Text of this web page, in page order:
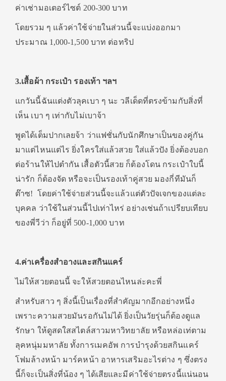
ค่าเช่ามอเตอร์ไซต์ 200-300 บาท
โดยรวม ๆ แล้วค่าใช้จ่ายในส่วนนี้จะแบ่งออกมา
ประมาณ 1,000-1,500 บาท ต่อทริป
3.เสื้อผ้า กระเป๋า รองเท้า ฯลฯ
แกวันนี้ฉันแต่งตัวลุคเบา ๆ นะ วลีเด็ดที่ตรงข้ามกับสิ่งที่
เห็น เบา ๆ เท่ากับไม่เบาจ้า
พูดได้เต็มปากเลยจ้า ว่าแฟชั่นกับนักศึกษาเป็นของคู่กัน
มาแต่ไหนแต่ไร ยิ่งใครใส่แล้วสวย ใส่แล้วปัง ยิ่งต้องบอก
ต่อร้านให้ไปตำกัน เสื้อตัวนี้สวย ก็ต้องโดน กระเป๋าใบนี้
น่ารัก ก็ต้องจัด หรือจะเป็นรองเท้าคู่สวย มองกี่ทีมันก็
ต๊าซ! โดยค่าใช้จ่ายส่วนนี้จะแล้วแต่ตัวปัจเจกของแต่ละ
บุคคล ว่าใช้ในส่วนนี้ไปเท่าไหร่ อย่างเช่นถ้าเปรียบเทียบ
ของพี่วีว่า ก็อยู่ที่ 500-1,000 บาท
4.ค่าเครื่องสำอางและสกินแคร์
ไม่ให้สวยตอนนี้ จะให้สวยตอนไหนล่ะคะพี่
สำหรับสาว ๆ สิ่งนี้เป็นเรื่องที่สำคัญมากอีกอย่างหนึ่ง
เพราะความสวยมันรอกันไม่ได้ ยิ่งเป็นวัยรุ่นก็ต้องดูแล
รักษา ให้ดูสดใสสไตล์สาวมหาวิทยาลัย หรือหล่อเท่ตาม
ลุคหนุ่มมหาลัย ทั้งการเมคอัพ การบำรุงด้วยสกินแคร์
โฟมล้างหน้า มาร์คหน้า อาหารเสริมอะไรต่าง ๆ ซึ่งตรง
นี้ก็จะเป็นสิ่งที่น้อง ๆ ได้เสียและมีค่าใช้จ่ายตรงนี้แน่นอน